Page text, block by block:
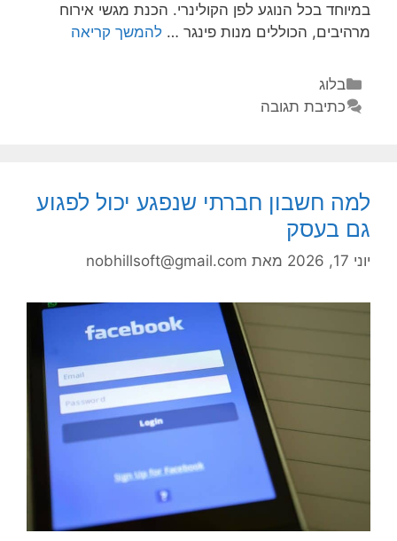
במיוחד בכל הנוגע לפן הקולינרי. הכנת מגשי אירוח
מרהיבים, הכוללים מנות פינגר … להמשך קריאה
בלוג
כתיבת תגובה
למה חשבון חברתי שנפגע יכול לפגוע
גם בעסק
יוני 17, 2026 מאת nobhillsoft@gmail.com